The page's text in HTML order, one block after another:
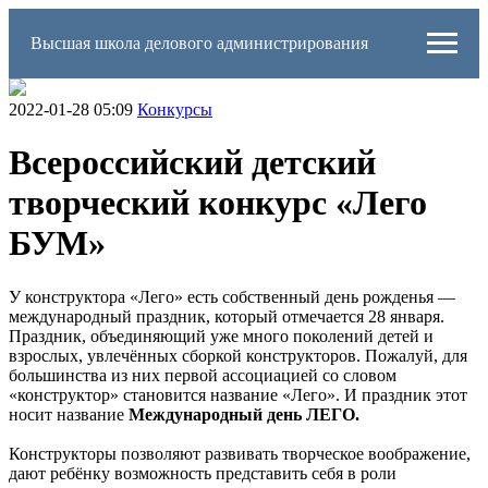
Высшая школа делового администрирования
2022-01-28 05:09 Конкурсы
Всероссийский детский
творческий конкурс «Лего
БУМ»
У конструктора «Лего» есть собственный день рожденья —
международный праздник, который отмечается 28 января.
Праздник, объединяющий уже много поколений детей и
взрослых, увлечённых сборкой конструкторов. Пожалуй, для
большинства из них первой ассоциацией со словом
«конструктор» становится название «Лего». И праздник этот
носит название Международный день ЛЕГО.
Конструкторы позволяют развивать творческое воображение,
дают ребёнку возможность представить себя в роли